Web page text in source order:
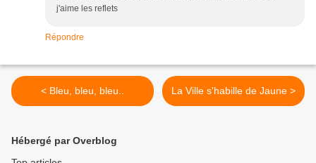
j'aime les reflets
Répondre
< Bleu, bleu, bleu.. La Ville s'habille de Jaune >
Hébergé par Overblog